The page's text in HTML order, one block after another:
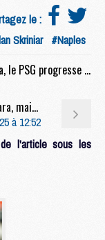
le :
Skriniar #Naples
Mercato : Fixé sur le prix de Kvara, le PSG progresse avec son entourage
Mercato : Relance du PSG confirmée pour Kvara, mais concurrence anglaise
à 12:52
l'article sous les